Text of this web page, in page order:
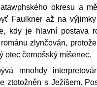
okresu a
Faulkner až na
kdy je hlavní postava
zlynčován,
otec černošský míšenec.
mnohdy
ztotožněn s Ježíšem.